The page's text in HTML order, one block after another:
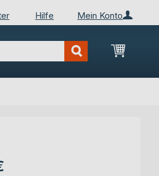
Mein Konto
Hilfe
Mein